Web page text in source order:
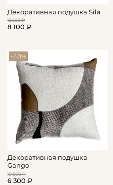
Декоративная подушка Sila
13 500 ₽
8 100 ₽
-40%
Декоративная подушка
Gango
10 500 ₽
6 300 ₽